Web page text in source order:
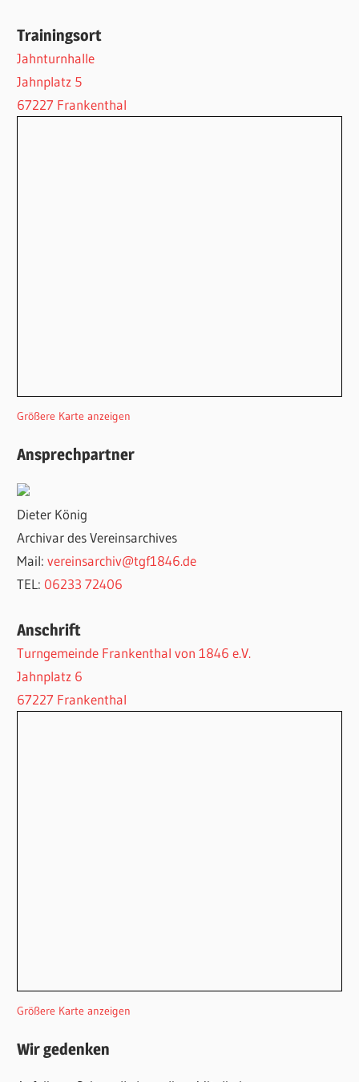
Trainingsort
Jahnturnhalle
Jahnplatz 5
67227 Frankenthal
Größere Karte anzeigen
Ansprechpartner
Dieter König
Archivar des Vereinsarchives
Mail:vereinsarchiv@tgf1846.de
TEL: 06233 72406
Anschrift
Turngemeinde Frankenthal von 1846 e.V.
Jahnplatz 6
67227 Frankenthal
Größere Karte anzeigen
Wir gedenken